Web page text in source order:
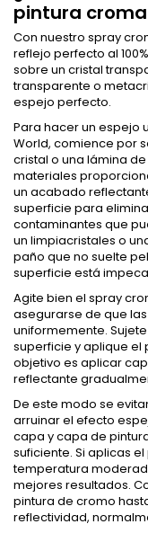
pintura
Con nuestro spray
reflejo perfecto al
sobre un cristal
transparente o
espejo perfecto.
Para hacer un espejo
World, comience por
cristal o una lámina
materiales
un acabado
superficie para
contaminantes que
un limpiacristales o
paño que no suelte
superficie está
Agite bien el spray
asegurarse de que
uniformemente.
superficie y aplique el
objetivo es aplicar
reflectante
De este modo se
arruinar el efecto
capa y capa de
suficiente. Si aplicas
temperatura
mejores resultados.
pintura de cromo
reflectividad,